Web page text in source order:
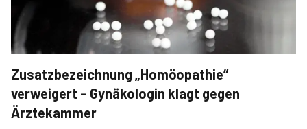
Zusatzbezeichnung „Homöopathie“
verweigert – Gynäkologin klagt gegen
Ärztekammer